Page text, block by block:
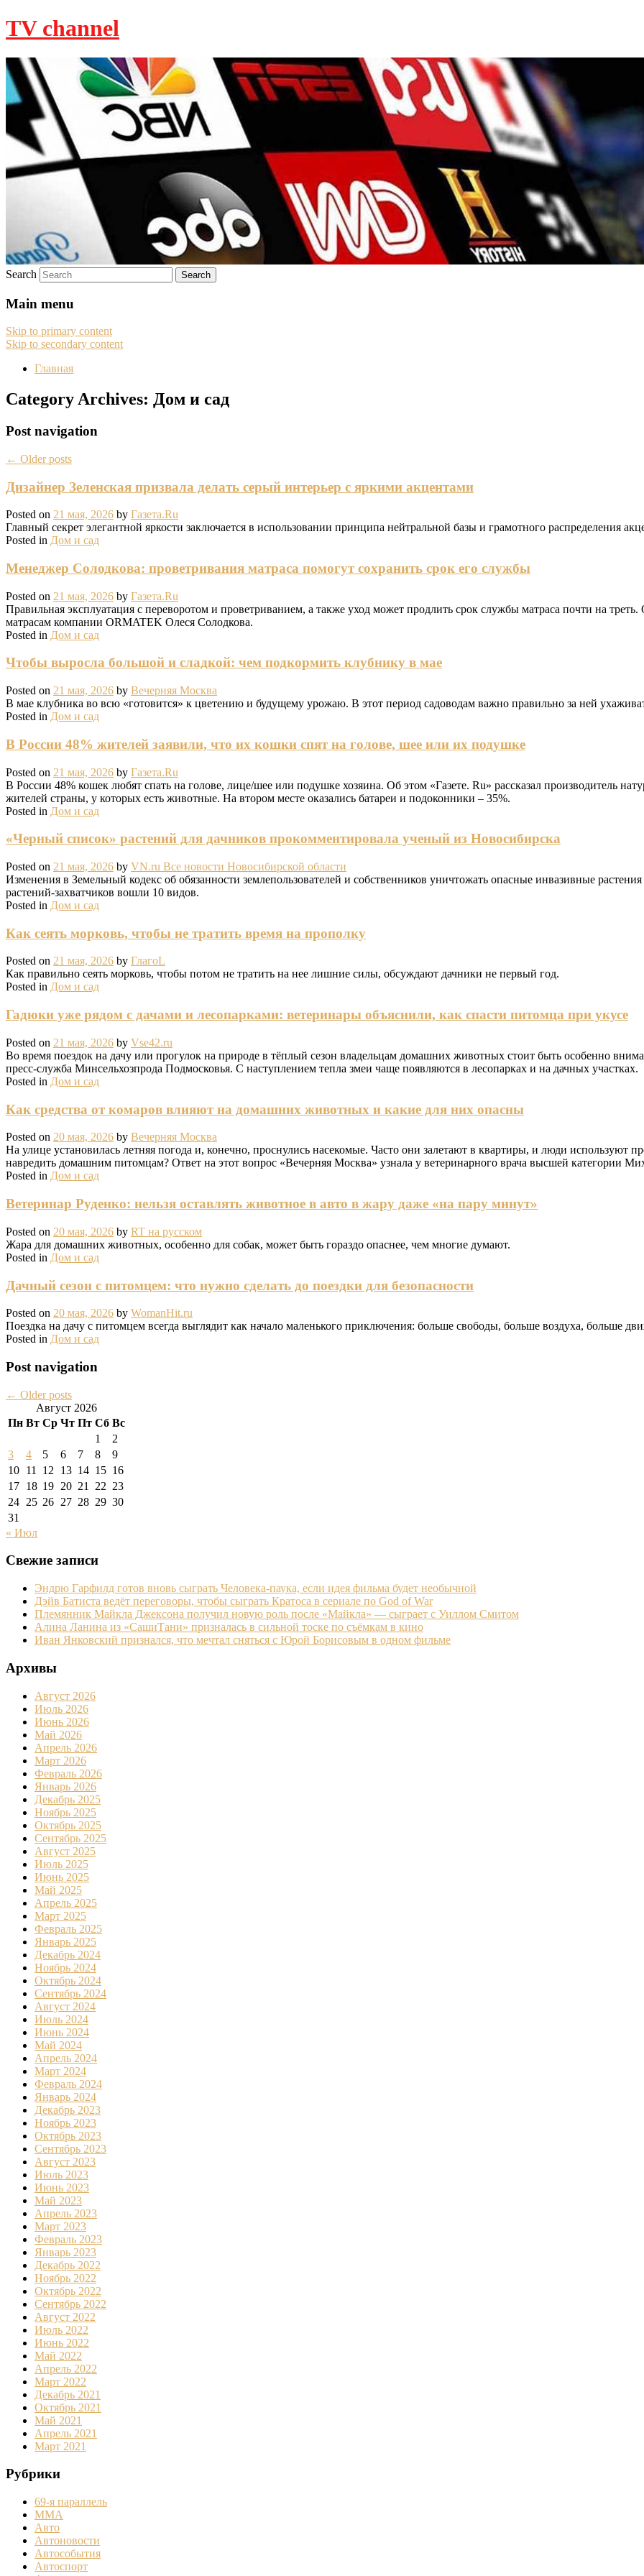
TV channel
Search
Main menu
Skip to primary content
Skip to secondary content
Главная
Category Archives: Дом и сад
Post navigation
← Older posts
Дизайнер Зеленская призвала делать серый интерьер с яркими акцентами
Posted on 21 мая, 2026 by Газета.Ru
Главный секрет элегантной яркости заключается в использовании принципа нейтральной базы и грамотного распределения
Posted in Дом и сад
Менеджер Солодкова: проветривания матраса помогут сохранить срок его службы
Posted on 21 мая, 2026 by Газета.Ru
Правильная эксплуатация с переворотом и проветриванием, а также уход может продлить срок службы матраса почти на
матрасам компании ORMATEK Олеся Солодкова.
Posted in Дом и сад
Чтобы выросла большой и сладкой: чем подкормить клубнику в мае
Posted on 21 мая, 2026 by Вечерняя Москва
В мае клубника во всю «готовится» к цветению и будущему урожаю. В этот период садоводам важно правильно за ней
Posted in Дом и сад
В России 48% жителей заявили, что их кошки спят на голове, шее или их подушке
Posted on 21 мая, 2026 by Газета.Ru
В России 48% кошек любят спать на голове, лице/шее или подушке хозяина. Об этом «Газете. Ru» рассказал производитель
жителей страны, у которых есть животные. На втором месте оказались батареи и подоконники – 35%.
Posted in Дом и сад
«Черный список» растений для дачников прокомментировала ученый из Новосибирска
Posted on 21 мая, 2026 by VN.ru Все новости Новосибирской области
Изменения в Земельный кодекс об обязанности землепользователей и собственников уничтожать опасные инвазивные
растений-захватчиков вошли 10 видов.
Posted in Дом и сад
Как сеять морковь, чтобы не тратить время на прополку
Posted on 21 мая, 2026 by ГлагоL
Как правильно сеять морковь, чтобы потом не тратить на нее лишние силы, обсуждают дачники не первый год.
Posted in Дом и сад
Гадюки уже рядом с дачами и лесопарками: ветеринары объяснили, как спасти питомца при укусе
Posted on 21 мая, 2026 by Vse42.ru
Во время поездок на дачу или прогулок на природе в тёплый сезон владельцам домашних животных стоит быть особенно
пресс-служба Минсельхозпрода Подмосковья. С наступлением тепла змеи чаще появляются в лесопарках и на дачных участках.
Posted in Дом и сад
Как средства от комаров влияют на домашних животных и какие для них опасны
Posted on 20 мая, 2026 by Вечерняя Москва
На улице установилась летняя погода и, конечно, проснулись насекомые. Часто они залетают в квартиры, и люди используют
навредить домашним питомцам? Ответ на этот вопрос «Вечерняя Москва» узнала у ветеринарного врача высшей категории
Posted in Дом и сад
Ветеринар Руденко: нельзя оставлять животное в авто в жару даже «на пару минут»
Posted on 20 мая, 2026 by RT на русском
Жара для домашних животных, особенно для собак, может быть гораздо опаснее, чем многие думают.
Posted in Дом и сад
Дачный сезон с питомцем: что нужно сделать до поездки для безопасности
Posted on 20 мая, 2026 by WomanHit.ru
Поездка на дачу с питомцем всегда выглядит как начало маленького приключения: больше свободы, больше воздуха, больше
Posted in Дом и сад
Post navigation
← Older posts
Август 2026
Пн Вт Ср Чт Пт Сб Вс
1
2
3
4 5 6 7 8
9
10 11 12 13 14 15 16
17 18 19 20 21 22 23
24 25 26 27 28 29 30
31
« Июл
Свежие записи
Эндрю Гарфилд готов вновь сыграть Человека-паука, если идея фильма будет необычной
Дэйв Батиста ведёт переговоры, чтобы сыграть Кратоса в сериале по God of War
Племянник Майкла Джексона получил новую роль после «Майкла» — сыграет с Уиллом Смитом
Алина Ланина из «СашиТани» призналась в сильной тоске по съёмкам в кино
Иван Янковский признался, что мечтал сняться с Юрой Борисовым в одном фильме
Архивы
Август 2026
Июль 2026
Июнь 2026
Май 2026
Апрель 2026
Март 2026
Февраль 2026
Январь 2026
Декабрь 2025
Ноябрь 2025
Октябрь 2025
Сентябрь 2025
Август 2025
Июль 2025
Июнь 2025
Май 2025
Апрель 2025
Март 2025
Февраль 2025
Январь 2025
Декабрь 2024
Ноябрь 2024
Октябрь 2024
Сентябрь 2024
Август 2024
Июль 2024
Июнь 2024
Май 2024
Апрель 2024
Март 2024
Февраль 2024
Январь 2024
Декабрь 2023
Ноябрь 2023
Октябрь 2023
Сентябрь 2023
Август 2023
Июль 2023
Июнь 2023
Май 2023
Апрель 2023
Март 2023
Февраль 2023
Январь 2023
Декабрь 2022
Ноябрь 2022
Октябрь 2022
Сентябрь 2022
Август 2022
Июль 2022
Июнь 2022
Май 2022
Апрель 2022
Март 2022
Декабрь 2021
Октябрь 2021
Май 2021
Апрель 2021
Март 2021
Рубрики
69-я параллель
MMA
Авто
Автоновости
Автособытия
Автоспорт